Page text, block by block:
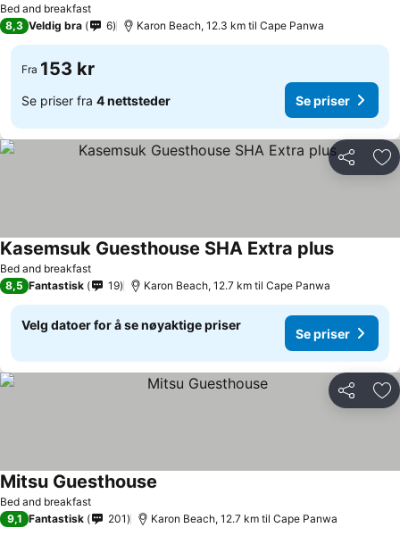
Bed and breakfast
8,3 Veldig bra 6 Karon Beach, 12.3 km til Cape Panwa
Fra 153 kr
Se priser fra 4 nettsteder Se priser
Del
Bed and breakfast
Kasemsuk Guesthouse SHA Extra plusSe priser
8,5 Fantastisk 19 Karon Beach, 12.7 km til Cape Panwa
Velg datoer for å se nøyaktige priser
Se priser
Del
Bed and breakfast
Mitsu Guesthouse
9,1 Fantastisk 201 Karon Beach, 12.7 km til Cape Panwa